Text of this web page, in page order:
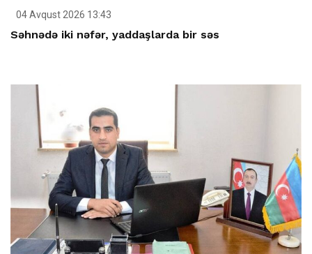
04 Avqust 2026 13:43
Səhnədə iki nəfər, yaddaşlarda bir səs